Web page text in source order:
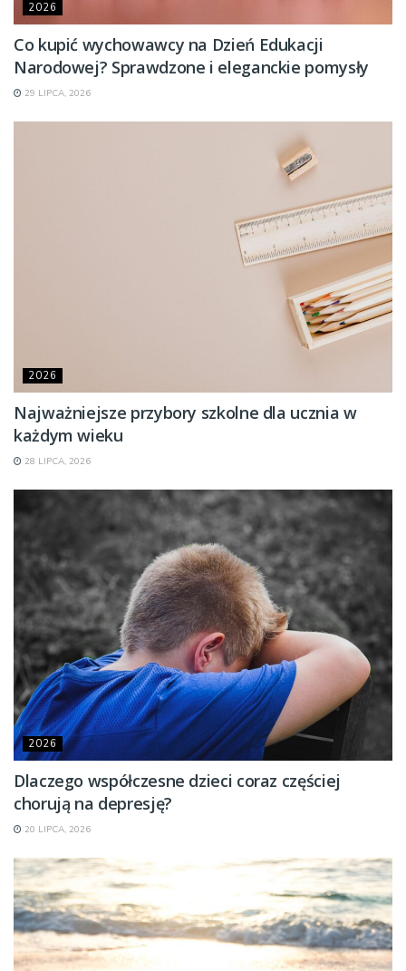
2026
Co kupić wychowawcy na Dzień Edukacji
Narodowej? Sprawdzone i eleganckie pomysły
29 LIPCA, 2026
2026
Najważniejsze przybory szkolne dla ucznia w
każdym wieku
28 LIPCA, 2026
2026
Dlaczego współczesne dzieci coraz częściej
chorują na depresję?
20 LIPCA, 2026